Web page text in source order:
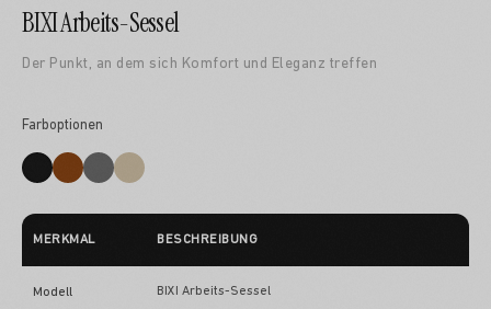
BIXI Arbeits-Sessel
Der Punkt, an dem sich Komfort und Eleganz treffen
Farboptionen
MERKMAL BESCHREIBUNG
Modell BIXI Arbeits-Sessel